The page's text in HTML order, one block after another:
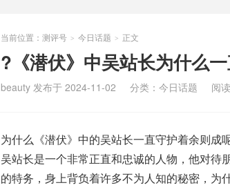
当前位置： 测评号 > 今日话题 > 正文
?《潜伏》中吴站长为什么
beauty 发布于 2024-11-02 分类： 今日话题 阅
为什么《潜伏》中的吴站长一直守护着余则成
吴站长是一个非常正直和忠诚的人物，他对待
的特务，身上背负着许多不为人知的秘密，为